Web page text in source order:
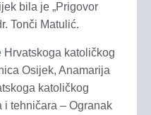
bila je „Prigovor
Tonči Matulić.
Hrvatskoga katoličkog
Osijek, Anamarija
katoličkog
i tehničara – Ogranak